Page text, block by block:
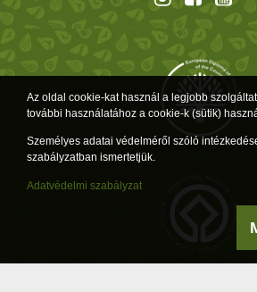
Az oldal cookie-kat használ a legjobb
további használatához a cookie-k (sütik)
Személyes adatai védelméről szóló
szabályzatban ismertetjük.
Adatvédelmi szabályzat